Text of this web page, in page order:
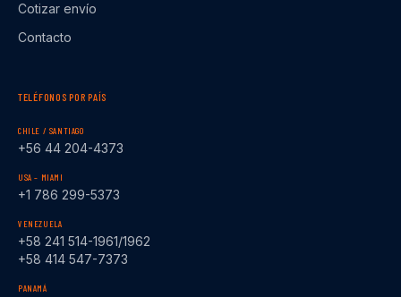
Cotizar envío
Contacto
TELÉFONOS POR PAÍS
CHILE / SANTIAGO
+56 44 204-4373
USA – MIAMI
+1 786 299-5373
VENEZUELA
+58 241 514-1961/1962
+58 414 547-7373
PANAMÁ